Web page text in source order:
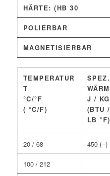
HÄRTE: (HB 30
POLIERBAR
MAGNETISIERBAR
TEMPERATUR
T
°C/°F
( °C/F)
SPEZ.
J /
(BTU /
LB °F)
20 / 68 450 (--)
100 / 212